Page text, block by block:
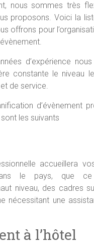
nous sommes très
proposons. Voici la
offrons pour
d’expérience
constante le niveau
de service.
d’évènement
les suivants
accueillera
le pays, que
niveau, des cadres
nécessitant une
à l’hôtel